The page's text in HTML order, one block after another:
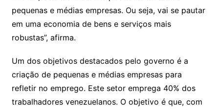
pequenas e médias empresas. Ou seja, vai se pautar
em uma economia de bens e serviços mais
robustas”, afirma.
Um dos objetivos destacados pelo governo é a
criação de pequenas e médias empresas para
refletir no emprego. Este setor emprega 40% dos
trabalhadores venezuelanos. O objetivo é que, com